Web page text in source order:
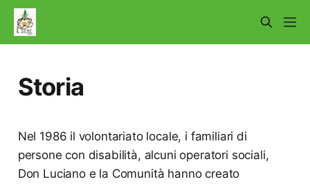
Storia
Nel 1986 il volontariato locale, i familiari di
persone con disabilità, alcuni operatori sociali,
Don Luciano e la Comunità hanno creato